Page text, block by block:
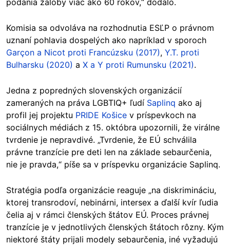
podania žaloby viac ako 60 rokov,“ dodalo.
Komisia sa odvoláva na rozhodnutia ESĽP o právnom
uznaní pohlavia dospelých ako napríklad v sporoch
Garçon a Nicot proti Francúzsku (2017), Y.T. proti
Bulharsku (2020) a X a Y proti Rumunsku (2021).
Jedna z popredných slovenských organizácií
zameraných na práva LGBTIQ+ ľudí Saplinq ako aj
profil jej projektu PRIDE Košice v príspevkoch na
sociálnych médiách z 15. októbra upozornili, že virálne
tvrdenie je nepravdivé. „Tvrdenie, že EÚ schválila
právne tranzície pre deti len na základe sebaurčenia,
nie je pravda,“ píše sa v príspevku organizácie Saplinq.
Stratégia podľa organizácie reaguje „na diskrimináciu,
ktorej transrodoví, nebinárni, intersex a ďalší kvír ľudia
čelia aj v rámci členských štátov EÚ. Proces právnej
tranzície je v jednotlivých členských štátoch rôzny. Kým
niektoré štáty prijali modely sebaurčenia, iné vyžadujú